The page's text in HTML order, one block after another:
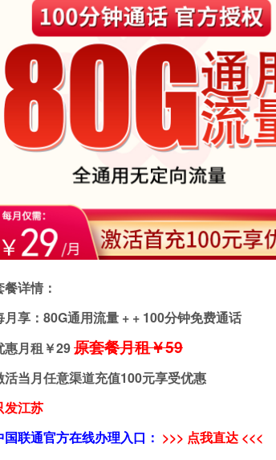
餐详情：
月享：80G通用流量 + + 100分钟免费通话
惠月租￥29原套餐月租￥59
活当月任意渠道充值100元享受优惠
发江苏
国联通官方在线办理入口： >>> 点我直达 <<<